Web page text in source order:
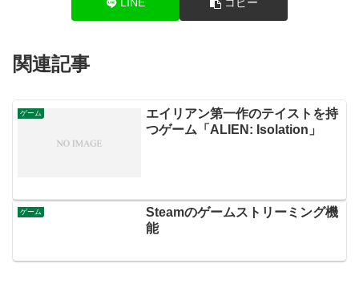
LINE コピー
関連記事
ゲーム
エイリアン第一作のテイストを持
つゲーム「ALIEN: Isolation」
ゲーム
Steamのゲームストリーミング機
能